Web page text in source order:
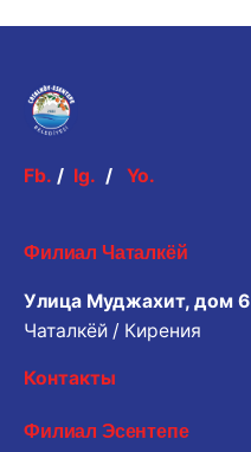
Fb. / Ig. / Yo.
Филиал Чаталкёй
Улица Муджахит, дом 6
Чаталкёй / Кирения
Контакты
Филиал Эсентепе